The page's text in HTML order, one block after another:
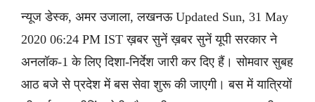
न्यूज डेस्क, अमर उजाला, लखनऊ Updated Sun, 31 May
2020 06:24 PM IST ख़बर सुनें ख़बर सुनें यूपी सरकार ने
अनलॉक-1 के लिए दिशा-निर्देश जारी कर दिए हैं। सोमवार सुबह
आठ बजे से प्रदेश में बस सेवा शुरू की जाएगी। बस में यात्रियों